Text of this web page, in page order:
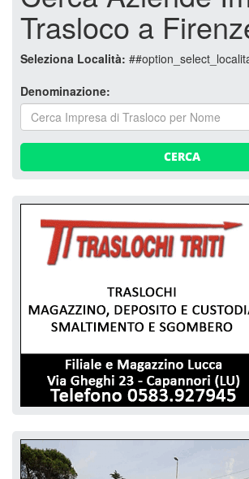
Trasloco a
Seleziona Località:
Denominazione:
CERCA